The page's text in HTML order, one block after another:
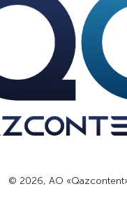
© 2026, АО